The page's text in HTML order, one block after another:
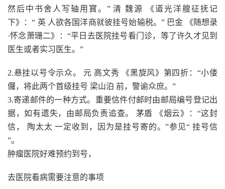
然后中书舍人写轴用寳。” 清 魏源 《道光洋艘征抚记
下》：“ 英 人欲各国洋商就彼挂号始输税。” 巴金 《随想录
·怀念萧珊二》：“平日去医院挂号看门诊，等了许久才见到
医生或者实习医生。”
2.悬挂以号令示众。 元 高文秀 《黑旋风》第四折：“小偻
儸，将此两个首级挂号 梁山泊 前，警谕众庶。”
3.寄递邮件的一种方式。重要信件付邮时由邮局编号登记出
据，如有遗失，由邮局负责追查。 茅盾 《烟云》：“这封
信， 陶太太 一定收到，因为是挂号寄的。”参见“ 挂号信
”。
肿瘤医院好难预约到号，
去医院看病需要注意的事项